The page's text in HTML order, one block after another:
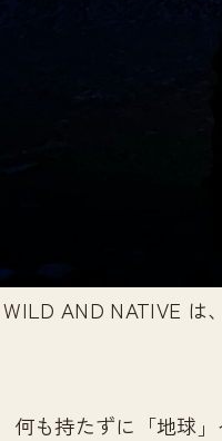
WILD AND NATIVE は
何も持たずに「地球